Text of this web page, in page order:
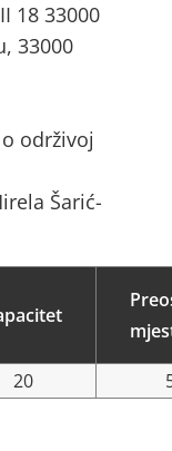
18 33000
33000
održivoj
Šarić-
20